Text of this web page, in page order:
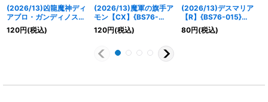
(2026/13)凶龍魔神ディ
アブロ・ガンディノス
【AX】{BS76-AX01}
《紫》
120円(税込)
(2026/13)魔軍の旗手ア
モン【CX】{BS76-
CX01}《紫》
120円(税込)
(2026/13)デスマリア
【R】{BS76-015}
《紫》
80円(税込)